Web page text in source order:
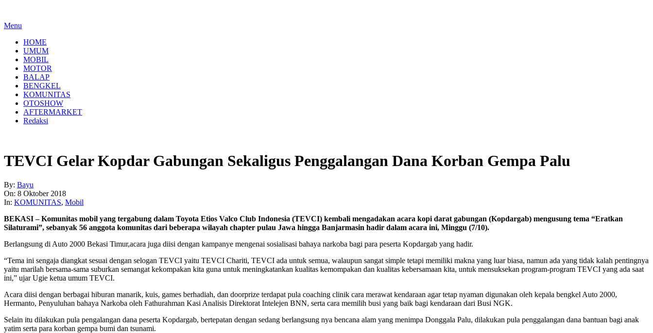
Menu
HOME
UMUM
MOBIL
MOTOR
BALAP
BENGKEL
KOMUNITAS
OTOSHOW
AFTERMARKET
Redaksi
TEVCI Gelar Kopdar Gabungan Sekaligus Penggalangan Dana Korban Gempa Palu
By: Bayu
On: 8 Oktober 2018
In: KOMUNITAS, Mobil
BEKASI – Komunitas mobil yang tergabung dalam Toyota Etios Valco Club Indonesia (TEVCI) kembali mengadakan acara kopi darat gabungan (Kopdargab) mengusung tema “Eratkan
Silaturami”, sebanyak 56 anggota komunitas dari beberapa wilayah chapter pulau Jawa hingga Banjarmasin hadir dalam acara ini, Minggu (7/10).
Berlangsung di Auto 2000 Bekasi Timur,acara juga diisi dengan kampanye mengenai sosialisasi bahaya narkoba bagi para peserta Kopdargab yang hadir.
“Tema ini sengaja diangkat sesuai dengan selogan TEVCI yaitu TEVCI Chariti, TEVCI ada untuk semua, walaupun sangat simple tetapi memiliki makna yang luar biasa, namun ada yang tidak kalah pentingnya
yaitu marilah bersama-sama suburkan semangat kekompakan kita guna untuk meningkatankan kualitas kemompakan dan kualitas kebersamaan kita, untuk mensuksekan program-program TEVCI yang ada saat
ini,” ujar Ugie ketua umum TEVCI.
Acara diisi dengan berbagai hiburan manarik, kuis, games berhadiah, dan doorprize terdapat pula coaching clinik cara merawat kendaraan agar tetap nyaman digunakan oleh kepala bengkel Auto 2000,
Hermanto, Penyuluhan bahaya Narkoba oleh Fathurahman Kasi Analisis Direktorat Intelejen BNN, serta cara memilih busi yang baik bagi kendaraan dari Busi NGK.
Selain itu dilakukan pula pengalangan dana peserta Kopdargab, bertepatan dengan sedang berlangsung nya bencana alam yang menimpa Donggala Palu, dilakukan pula penggalangan dana bantuan bagi anak
yatim serta para korban gempa bumi dan tsunami.